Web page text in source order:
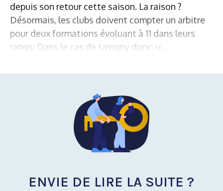
depuis son retour cette saison. La raison ?
Désormais, les clubs doivent compter un arbitre
pour deux formations évoluant à 11 dans leurs
rangs. Dans le cas de Lavigny donc, u...
ENVIE DE LIRE LA SUITE ?